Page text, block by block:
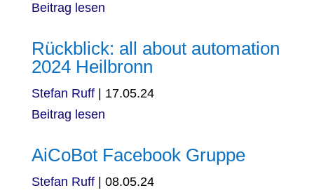
Beitrag lesen
Rückblick: all about automation
2024 Heilbronn
Stefan Ruff
17.05.24
Beitrag lesen
AiCoBot Facebook Gruppe
Stefan Ruff
08.05.24